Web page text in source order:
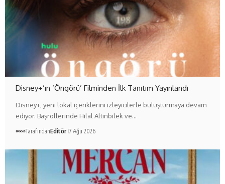
Disney+’ın ‘Öngörü’ Filminden İlk Tanıtım Yayınlandı
Disney+, yeni lokal içeriklerini izleyicilerle buluşturmaya devam
ediyor. Başrollerinde Hilal Altınbilek ve…
TarafındanEditör 7 Ağu 2026